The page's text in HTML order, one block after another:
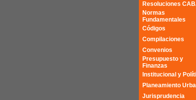
Resoluciones
Normas
Fundamentales
Códigos
Compilaciones
Convenios
Presupuesto y
Finanzas
Institucional y
Planeamiento
Jurisprudencia